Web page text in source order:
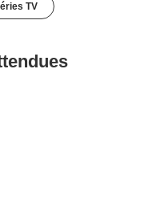
TV